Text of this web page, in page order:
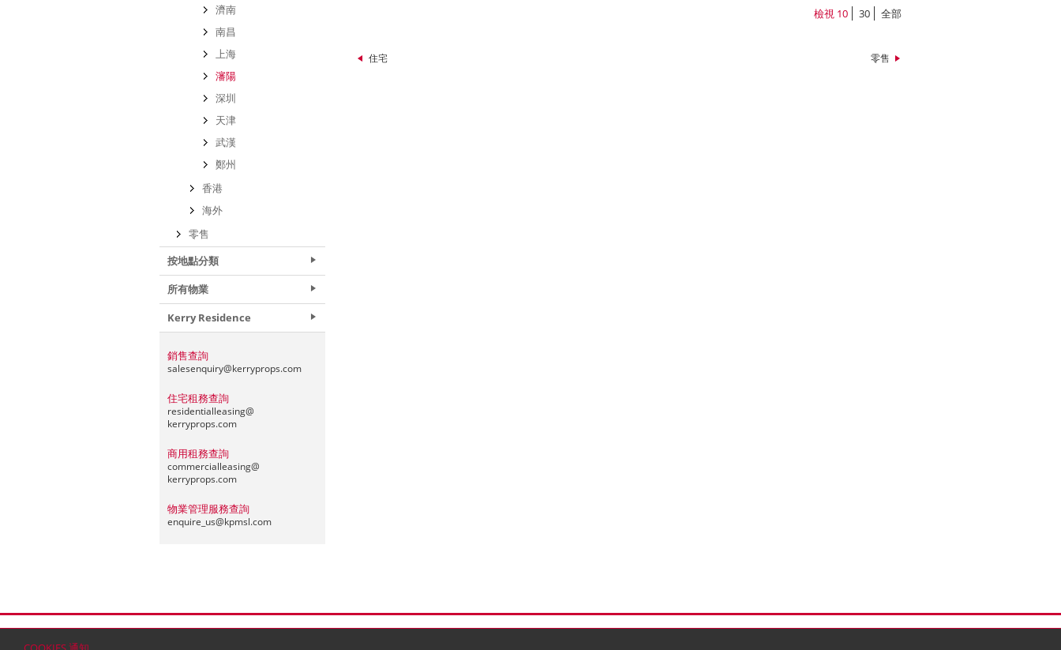
檢視 10 30 全部
住宅 零售
濟南
南昌
上海
瀋陽
深圳
天津
武漢
鄭州
香港
海外
零售
按地點分類
所有物業
Kerry Residence
銷售查詢
salesenquiry@kerryprops.com
住宅租務查詢
residentialleasing@
kerryprops.com
商用租務查詢
commercialleasing@
kerryprops.com
物業管理服務查詢
enquire_us@kpmsl.com